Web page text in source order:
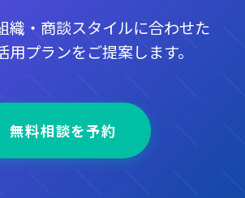
織・商談スタイルに合わせた
用プランをご提案します。
無料相談を予約